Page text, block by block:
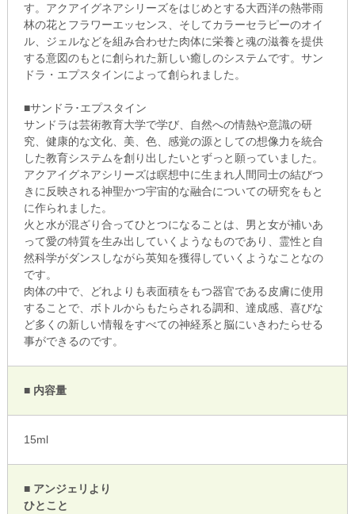
す。アクアイグネアシリーズをはじめとする大西洋の熱帯雨
林の花とフラワーエッセンス、そしてカラーセラピーのオイ
ル、ジェルなどを組み合わせた肉体に栄養と魂の滋養を提供
する意図のもとに創られた新しい癒しのシステムです。サン
ドラ・エプスタインによって創られました。
■サンドラ･エプスタイン
サンドラは芸術教育大学で学び、自然への情熱や意識の研
究、健康的な文化、美、色、感覚の源としての想像力を統合
した教育システムを創り出したいとずっと願っていました。
アクアイグネアシリーズは瞑想中に生まれ人間同士の結びつ
きに反映される神聖かつ宇宙的な融合についての研究をもと
に作られました。
火と水が混ざり合ってひとつになることは、男と女が補いあ
って愛の特質を生み出していくようなものであり、霊性と自
然科学がダンスしながら英知を獲得していくようなことなの
です。
肉体の中で、どれよりも表面積をもつ器官である皮膚に使用
することで、ボトルからもたらされる調和、達成感、喜びな
ど多くの新しい情報をすべての神経系と脳にいきわたらせる
事ができるのです。
■ 内容量
15ml
■ アンジェリより
ひとこと